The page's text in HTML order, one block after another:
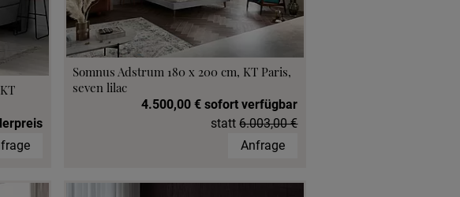
Somnus Adstrum 180 x 200 cm, KT Paris,
seven lilac
4.500,00 € sofort verfügbar
statt6.003,00 €
Anfrage